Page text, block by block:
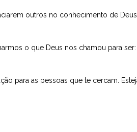
outros no conhecimento de
o que Deus nos chamou para
para as pessoas que te cercam.